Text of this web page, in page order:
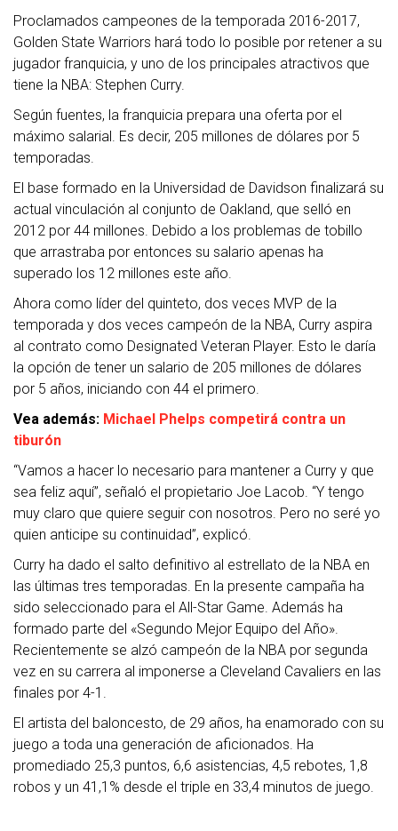
Proclamados campeones de la temporada 2016-2017,
Golden State Warriors hará todo lo posible por retener a su
jugador franquicia, y uno de los principales atractivos que
tiene la NBA: Stephen Curry.
Según fuentes, la franquicia prepara una oferta por el
máximo salarial. Es decir, 205 millones de dólares por 5
temporadas.
El base formado en la Universidad de Davidson finalizará su
actual vinculación al conjunto de Oakland, que selló en
2012 por 44 millones. Debido a los problemas de tobillo
que arrastraba por entonces su salario apenas ha
superado los 12 millones este año.
Ahora como líder del quinteto, dos veces MVP de la
temporada y dos veces campeón de la NBA, Curry aspira
al contrato como Designated Veteran Player. Esto le daría
la opción de tener un salario de 205 millones de dólares
por 5 años, iniciando con 44 el primero.
Vea además: Michael Phelps competirá contra un
tiburón
“Vamos a hacer lo necesario para mantener a Curry y que
sea feliz aquí”, señaló el propietario Joe Lacob. “Y tengo
muy claro que quiere seguir con nosotros. Pero no seré yo
quien anticipe su continuidad”, explicó.
Curry ha dado el salto definitivo al estrellato de la NBA en
las últimas tres temporadas. En la presente campaña ha
sido seleccionado para el All-Star Game. Además ha
formado parte del «Segundo Mejor Equipo del Año».
Recientemente se alzó campeón de la NBA por segunda
vez en su carrera al imponerse a Cleveland Cavaliers en las
finales por 4-1.
El artista del baloncesto, de 29 años, ha enamorado con su
juego a toda una generación de aficionados. Ha
promediado 25,3 puntos, 6,6 asistencias, 4,5 rebotes, 1,8
robos y un 41,1% desde el triple en 33,4 minutos de juego.